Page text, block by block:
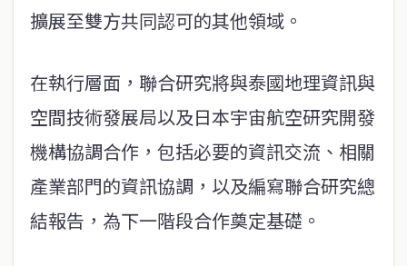
擴展至雙方共同認可的其他領域。
在執行層面，聯合研究將與泰國地理資訊與
空間技術發展局以及日本宇宙航空研究開發
機構協調合作，包括必要的資訊交流、相關
產業部門的資訊協調，以及編寫聯合研究總
結報告，為下一階段合作奠定基礎。